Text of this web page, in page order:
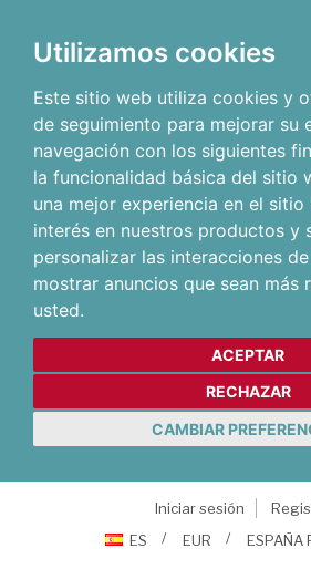
Utilizamos cookies
Este sitio web utiliza cookies y
de seguimiento para mejorar su
navegación con los siguientes
la funcionalidad básica del sitio
una mejor experiencia en el sitio
interés en nuestros productos y
personalizar las interacciones
mostrar anuncios que sean más
usted.
ACEPTAR
RECHAZAR
CAMBIAR
Iniciar sesión
ES
EUR ESPAÑA